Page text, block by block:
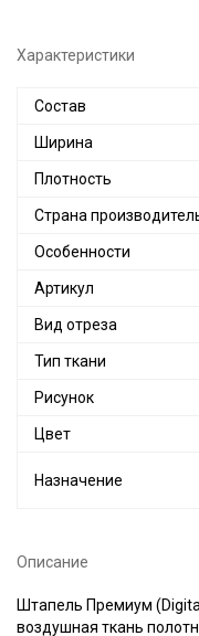
Характеристики
Состав
Ширина
Плотность
Страна
Особенности
Артикул
Вид отреза
Тип ткани
Рисунок
Цвет
Назначение
Описание
Штапель Премиум
воздушная ткань